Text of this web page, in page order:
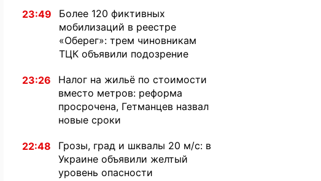
23:49
Более 120 фиктивных
мобилизаций в реестре
«Оберег»: трем чиновникам
ТЦК объявили подозрение
23:26
Налог на жильё по стоимости
вместо метров: реформа
просрочена, Гетманцев назвал
новые сроки
22:48
Грозы, град и шквалы 20 м/с: в
Украине объявили желтый
уровень опасности